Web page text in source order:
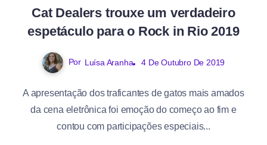
Cat Dealers trouxe um verdadeiro
espetáculo para o Rock in Rio 2019
Por Luísa Aranha 4 De Outubro De 2019
A apresentação dos traficantes de gatos mais amados
da cena eletrônica foi emoção do começo ao fim e
contou com participações especiais...